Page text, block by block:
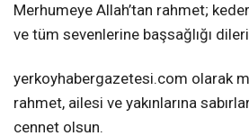
Merhumeye Allah’tan rahmet;
ve tüm sevenlerine başsağlığı
yerkoyhabergazetesi.com olarak
rahmet, ailesi ve yakınlarına
cennet olsun.